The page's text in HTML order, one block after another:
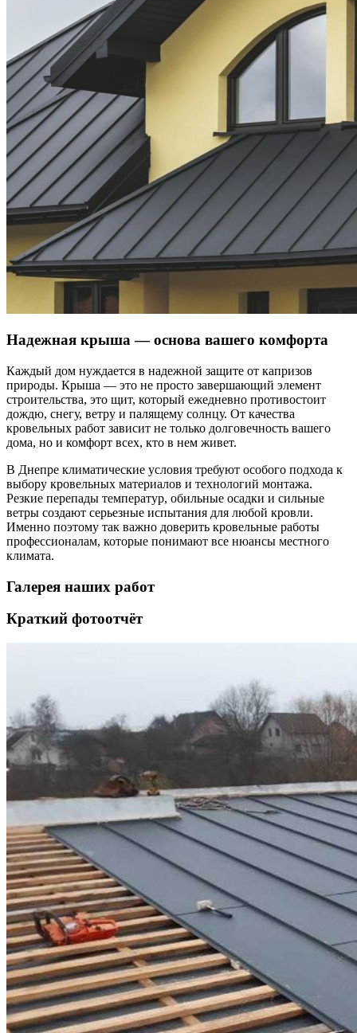
Надежная крыша — основа вашего комфорта
Каждый дом нуждается в надежной защите от капризов
природы. Крыша — это не просто завершающий элемент
строительства, это щит, который ежедневно противостоит
дождю, снегу, ветру и палящему солнцу. От качества
кровельных работ зависит не только долговечность вашего
дома, но и комфорт всех, кто в нем живет.
В Днепре климатические условия требуют особого подхода к
выбору кровельных материалов и технологий монтажа.
Резкие перепады температур, обильные осадки и сильные
ветры создают серьезные испытания для любой кровли.
Именно поэтому так важно доверить кровельные работы
профессионалам, которые понимают все нюансы местного
климата.
Галерея наших работ
Краткий фотоотчёт